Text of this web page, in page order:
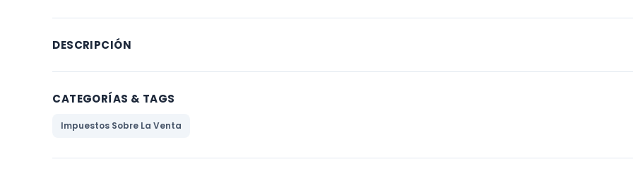
DESCRIPCIÓN
CATEGORÍAS & TAGS
Impuestos Sobre La Venta